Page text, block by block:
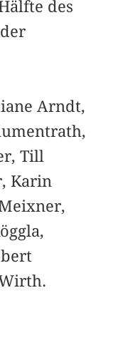
des
Arndt,
Till
Karin